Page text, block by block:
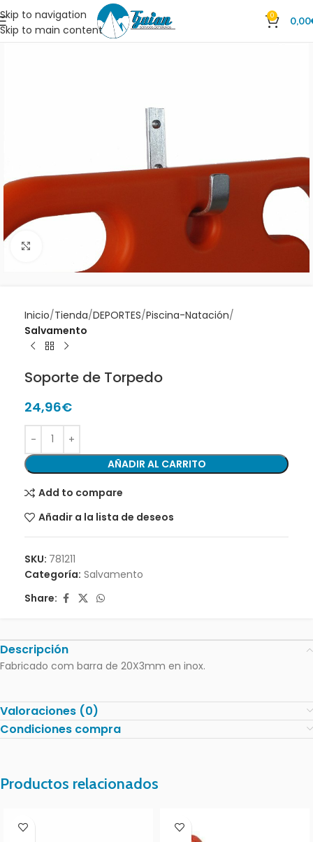
Skip to navigation
Skip to main content
0 0,00
Clic para ampliar
Inicio Tienda DEPORTES Piscina-Natación
Salvamento
Soporte de Torpedo
24,96€
AÑADIR AL CARRITO
Add to compare
Añadir a la lista de deseos
SKU: 781211
Categoría: Salvamento
Share:
Descripción
Fabricado com barra de 20X3mm en inox.
Valoraciones (0)
Condiciones compra
Productos relacionados